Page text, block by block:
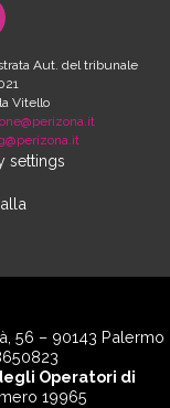
Aut. del tribunale
Vitello
settings
56 – 90143 Palermo
Operatori di
19965